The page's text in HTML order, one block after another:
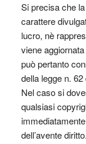
Si precisa che
carattere
lucro, nè
viene
può pertanto
della legge n.
Nel caso si
qualsiasi
dell’avente diritto.